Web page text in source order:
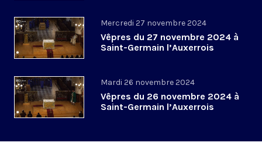
Mercredi 27 novembre 2024
Vêpres du 27 novembre 2024 à
Saint-Germain l’Auxerrois
Mardi 26 novembre 2024
Vêpres du 26 novembre 2024 à
Saint-Germain l’Auxerrois